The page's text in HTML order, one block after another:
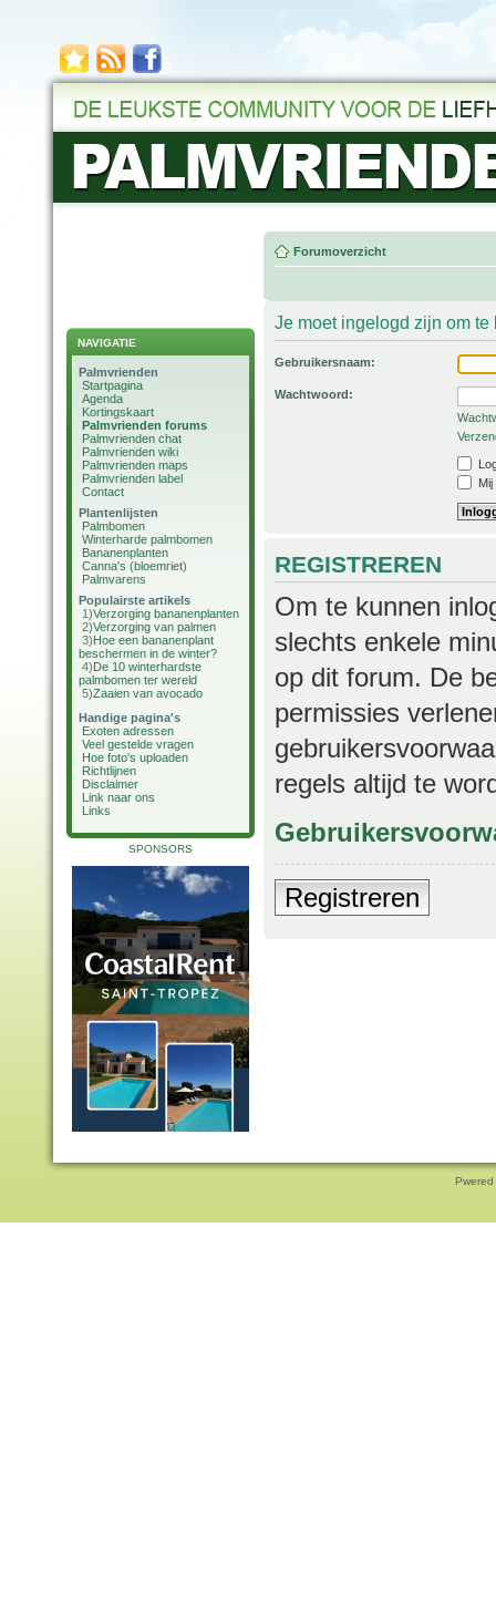
NAVIGATIE
Palmvrienden
Startpagina
Agenda
Kortingskaart
Palmvrienden forums
Palmvrienden chat
Palmvrienden wiki
Palmvrienden maps
Palmvrienden label
Contact
Plantenlijsten
Palmbomen
Winterharde palmbomen
Bananenplanten
Canna's (bloemriet)
Palmvarens
Populairste artikels
1)Verzorging bananenplanten
2)Verzorging van palmen
3)Hoe een bananenplant
beschermen in de winter?
4)De 10 winterhardste
palmbomen ter wereld
5)Zaaien van avocado
Handige pagina's
Exoten adressen
Veel gestelde vragen
Hoe foto's uploaden
Richtlijnen
Disclaimer
Link naar ons
Links
SPONSORS
Forumoverzicht
Je moet ingelogd zijn om
Gebruikersnaam:
Wachtwoord:
REGISTREREN
Om te kunnen
slechts enkele
op dit forum. De
permissies
regels altijd te
Registreren